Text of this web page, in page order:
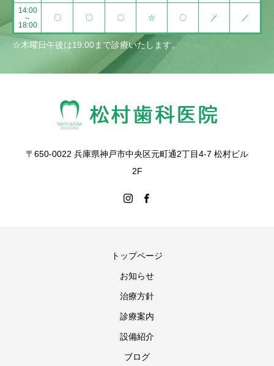
14:00
～
18:00
〇 〇 〇 ☆ 〇 ／ ／
☆木曜日午後は19:00まで診療いたします。
〒650-0022 兵庫県神戸市中央区元町通2丁目4-7 松村ビル
2F
トップページ
お知らせ
治療方針
診療案内
設備紹介
ブログ